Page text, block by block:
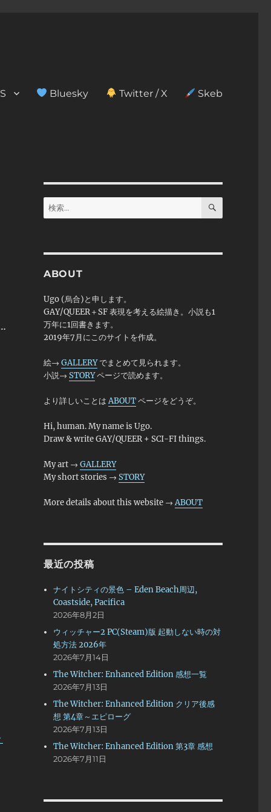
Bluesky Twitter / X Skeb
検
索:
検
ABOUT
Ugo (烏合)と申します。
GAY/QUEER＋SF 表現を考える絵描き。小説も1
万年に1回書きます。
2019年7月にこのサイトを作成。
絵→ GALLERYでまとめて見られます。
小説→ STORYページで読めます。
より詳しいことはABOUTページをどうぞ。
Hi, human. My name is Ugo.
Draw & write GAY/QUEER + SCI-FI things.
My art → GALLERY
My short stories → STORY
More details about this website →ABOUT
最近の投稿
ナイトシティの景色 – Eden Beach周辺,
Coastside, Pacifica
2026年8月2日
ウィッチャー2 PC(Steam)版 起動しない時の対
処方法 2026年
2026年7月14日
The Witcher: Enhanced Edition 感想一覧
2026年7月13日
The Witcher: Enhanced Edition クリア後感
想 第4章～エピローグ
2026年7月13日
The Witcher: Enhanced Edition 第3章 感想
2026年7月11日